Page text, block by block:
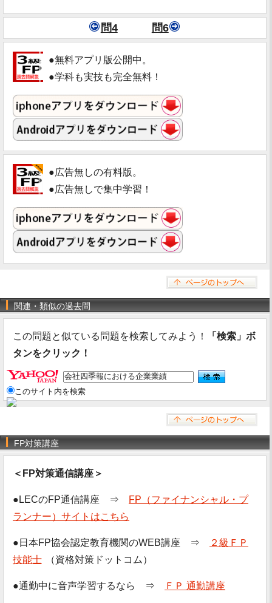
問4 問6
●無料アプリ版公開中。
●学科も実技も完全無料！
●広告無しの有料版。
●広告無しで集中学習！
関連・類似の過去問
この問題と似ている問題を検索してみよう！
「検索」ボ
タンをクリック！
このサイト内を検索
FP対策講座
＜FP対策通信講座＞
●LECのFP通信講座 ⇒
FP（ファイナンシャル・プ
ランナー）サイトはこちら
●日本FP協会認定教育機関のWEB講座 ⇒
２級ＦＰ
技能士
（資格対策ドットコム）
●通勤中に音声学習するなら ⇒ ＦＰ 通勤講座